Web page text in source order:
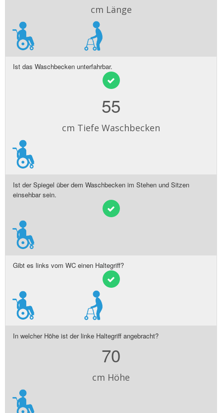
cm Länge
Ist das Waschbecken unterfahrbar.
55
cm Tiefe Waschbecken
Ist der Spiegel über dem Waschbecken im Stehen und Sitzen
einsehbar sein.
Gibt es links vom WC einen Haltegriff?
In welcher Höhe ist der linke Haltegriff angebracht?
70
cm Höhe